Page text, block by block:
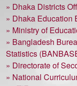
» Dhaka Districts
» Dhaka Education
» Ministry of
» Bangladesh
Statistics
» Directorate of
» National